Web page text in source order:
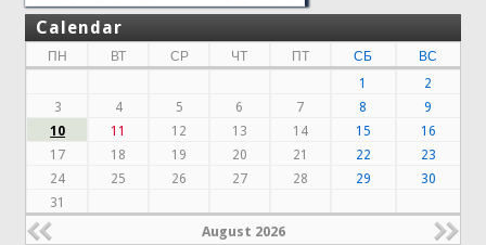
Calendar
ПН ВТ СР ЧТ ПТ СБ
ВС
1
2
3
4 5 6 7 8
9
10
11 12 13 14 15
16
17
18 19 20 21 22
23
24
25 26 27 28 29
30
31
August 2026